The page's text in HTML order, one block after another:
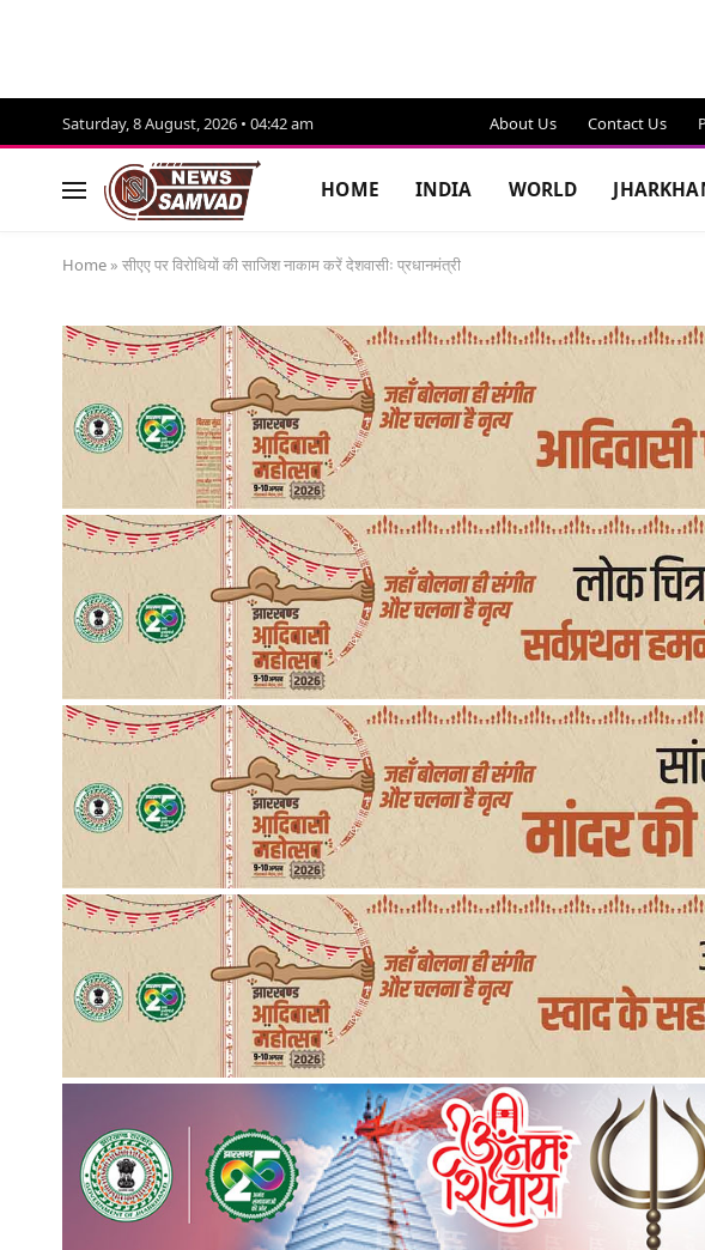
Saturday, 8 August, 2026 • 04:42 am About Us Contact Us
HOME INDIA WORLD
Home » सीएए पर विरोधियों की साजिश नाकाम करें देशवासीः प्रधानमंत्री